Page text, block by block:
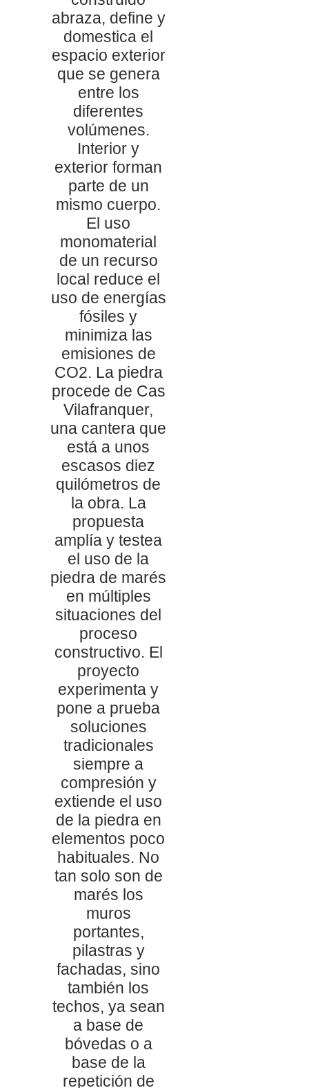
abraza, define y
domestica el
espacio exterior
que se genera
entre los
diferentes
volúmenes.
Interior y
exterior forman
parte de un
mismo cuerpo.
El uso
monomaterial
de un recurso
local reduce el
uso de energías
fósiles y
minimiza las
emisiones de
CO2. La piedra
procede de Cas
Vilafranquer,
una cantera que
está a unos
escasos diez
quilómetros de
la obra. La
propuesta
amplía y testea
el uso de la
piedra de marés
en múltiples
situaciones del
proceso
constructivo. El
proyecto
experimenta y
pone a prueba
soluciones
tradicionales
siempre a
compresión y
extiende el uso
de la piedra en
elementos poco
habituales. No
tan solo son de
marés los
muros
portantes,
pilastras y
fachadas, sino
también los
techos, ya sean
a base de
bóvedas o a
base de la
repetición de